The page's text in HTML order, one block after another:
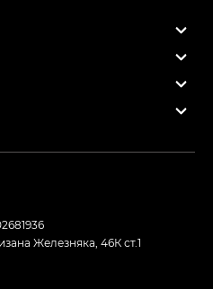
Железняка, 46К ст.1